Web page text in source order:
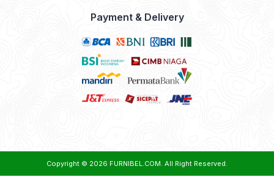
Payment & Delivery
Copyright © 2026 FURNIBEL.COM. All Right Reserved.